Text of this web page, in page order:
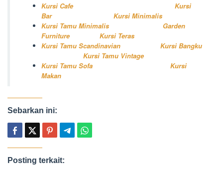
Kursi Cafe
Kursi
Bar
Kursi Minimalis
Kursi Tamu Minimalis
Garden
Furniture
Kursi Teras
Kursi Tamu Scandinavian
Kursi Bangku
Kursi Tamu Vintage
Kursi Tamu Sofa
Kursi
Makan
Sebarkan ini:
Posting terkait: